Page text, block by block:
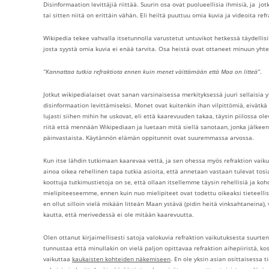
Disinformaation levittäjiä riittää. Suurin osa ovat puolueellisia ihmisiä, ja
tai sitten niitä on erittäin vähän. Eli heiltä puuttuu omia kuvia ja videoita
Wikipedia tekee vahvalla itsetunnolla varustetut untuvikot hetkessä
josta syystä omia kuvia ei enää tarvita. Osa heistä ovat ottaneet minuun
”Kannattaa tutkia refraktiota ennen kuin menet väittämään että Maa on litteä”.
Jotkut wikipedialaiset ovat sanan varsinaisessa merkityksessä juuri
disinformaation levittämiseksi. Monet ovat kuitenkin ihan vilpittömiä,
lujasti siihen mihin he uskovat, eli että kaarevuuden takaa, täysin piilossa
riitä että mennään Wikipediaan ja luetaan mitä siellä sanotaan, jonka
päinvastaista. Käytännön elämän oppitunnit ovat suuremmassa arvossa.
Kun itse lähdin tutkimaan kaarevaa vettä, ja sen ohessa myös refraktion
ainoa oikea rehellinen tapa tutkia asioita, että annetaan vastaan tulevat
koottuja tutkimustietoja on se, että ollaan itsellemme täysin rehellisiä ja
mielipiteeseemme, ennen kuin nuo mielipiteet ovat todettu oikeaksi
en ollut silloin vielä mikään litteän Maan ystävä (pidin heitä
kautta, että merivedessä ei ole mitään kaarevuutta.
Olen ottanut kirjaimellisesti satoja valokuvia refraktion vaikutuksesta
tunnustaa että minullakin on vielä paljon opittavaa refraktion aihepiiristä,
vaikuttaa kaukaisten kohteiden näkemiseen. En ole yksin asian osittaisessa